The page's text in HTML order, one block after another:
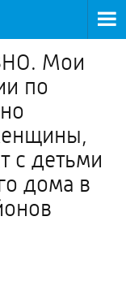
Мои
по
с детьми
дома в